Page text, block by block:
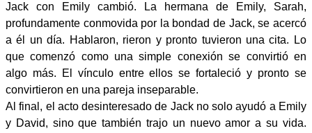
Jack con Emily cambió. La hermana de Emily, Sarah,
profundamente conmovida por la bondad de Jack, se acercó
a él un día. Hablaron, rieron y pronto tuvieron una cita. Lo
que comenzó como una simple conexión se convirtió en
algo más. El vínculo entre ellos se fortaleció y pronto se
convirtieron en una pareja inseparable.
Al final, el acto desinteresado de Jack no solo ayudó a Emily
y David, sino que también trajo un nuevo amor a su vida.